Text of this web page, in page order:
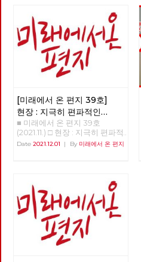
[미래에서 온 편지 39호]
현장 : 지극히 편파적인
시상식, 레드 어워드
10주년의 현장
■ 미래에서 온 편지 39호
(2021.11.) □ 현장 : 지극히 편파적
인 시상식, 레드 어워드 10주년
Date 2021.12.01 | By 미래에서 온 편지